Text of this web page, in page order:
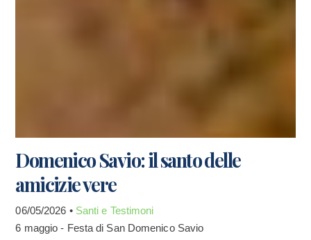
Domenico Savio: il santo delle
amicizie vere
06/05/2026 • Santi e Testimoni
6 maggio - Festa di San Domenico Savio